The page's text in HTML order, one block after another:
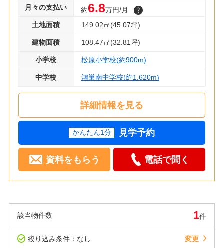
☆・。
月々の支払い 約6.8万円/月
土地面積 149.02㎡(45.07坪)
建物面積 108.47㎡(32.81坪)
小学校 松原小学校(約900m)
中学校 鴻巣南中学校(約1,620m)
詳細情報を見る
かんたん1分 見学予約
資料をもらう 電話で聞く
該当物件数 1件
絞り込み条件：なし 変更